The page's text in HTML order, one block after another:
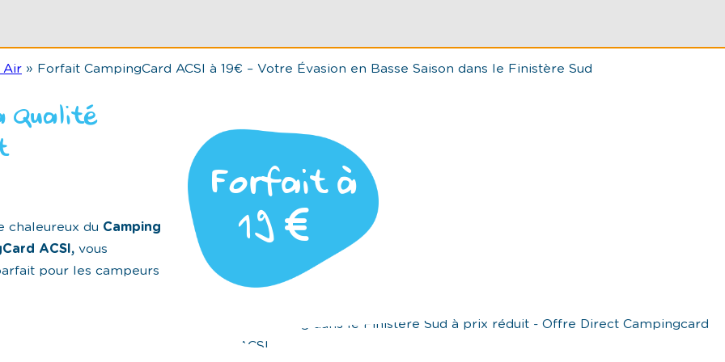
Air » Forfait CampingCard ACSI à 19€ – Votre Évasion en Basse Saison dans le Finistère Sud
Qualité
chaleureux du Camping
ACSI, vous
pour les campeurs
Forfait à
19
€